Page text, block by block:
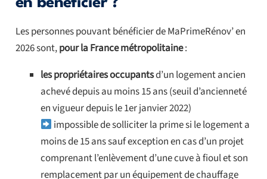
Les personnes pouvant bénéficier de MaPrimeRénov’ en
2026 sont,pour la France métropolitaine:
les propriétaires occupantsd’un logement ancien
achevé depuis au moins 15 ans (seuil d’ancienneté
en vigueur depuis le 1er janvier 2022)
impossible de solliciter la prime si le logement a
moins de 15 ans sauf exception en cas d’un projet
comprenant l’enlèvement d’une cuve à fioul et son
remplacement par un équipement de chauffage